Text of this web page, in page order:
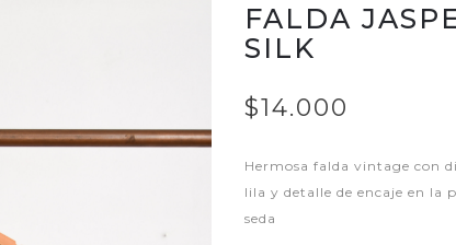
FALDA
SILK
$14.000
Hermosa falda vintage con
lila y detalle de encaje en la
seda